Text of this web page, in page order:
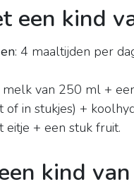
een kind
: 4 maaltijden per
van 250 ml +
in stukjes) +
eitje + een stuk fruit.
kind